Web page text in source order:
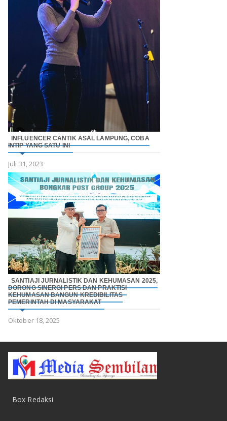
INFLUENCER CANTIK ASAL LAMPUNG, COBA
INTIP YANG SATU INI
Juli 31, 2023
SANTIAJI JURNALISTIK DAN KEHUMASAN 2025,
DORONG SINERGI PERS DAN PRAKTISI
KEHUMASAN BANGUN KREDIBILITAS
PEMERINTAH DI MASYARAKAT
Oktober 18, 2025
Box Redaksi